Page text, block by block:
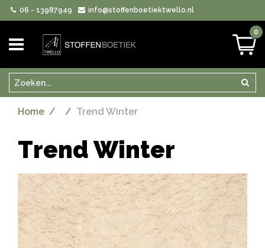
06 - 13987949 info@stoffenboetiektwello.nl
0
Zoeken
Home Trend Winter
Trend Winter